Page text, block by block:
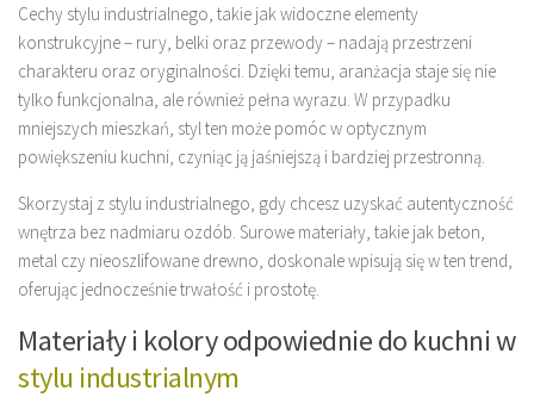
Cechy stylu industrialnego, takie jak widoczne elementy
konstrukcyjne – rury, belki oraz przewody – nadają przestrzeni
charakteru oraz oryginalności. Dzięki temu, aranżacja staje się nie
tylko funkcjonalna, ale również pełna wyrazu. W przypadku
mniejszych mieszkań, styl ten może pomóc w optycznym
powiększeniu kuchni, czyniąc ją jaśniejszą i bardziej przestronną.
Skorzystaj z stylu industrialnego, gdy chcesz uzyskać autentyczność
wnętrza bez nadmiaru ozdób. Surowe materiały, takie jak beton,
metal czy nieoszlifowane drewno, doskonale wpisują się w ten trend,
oferując jednocześnie trwałość i prostotę.
Materiały i kolory odpowiednie do kuchni w
stylu industrialnym